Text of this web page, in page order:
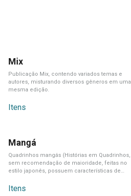
Mix
Publicação Mix, contendo variados temas e
autores, misturando diversos gêneros em uma
mesma edição.
Itens
Mangá
Quadrinhos mangás (Histórias em Quadrinhos,
sem recomendação de maioridade, feitas no
estilo japonês, possuem características de
Itens